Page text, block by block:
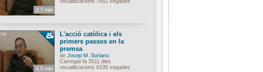
3.7 min
4.0 min
L'acció catòlica i els
primers passos en la
premsa
de Josep M. Soriano
Carregat fa 3511 dies
visualitzacions 6335 vegades